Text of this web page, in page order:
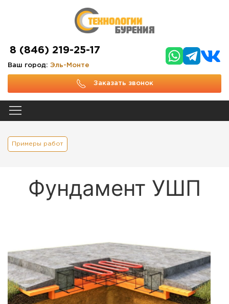
8 (846) 219-25-17
Ваш город: Эль-Монте
Заказать звонок
Примеры работ
Фундамент УШП